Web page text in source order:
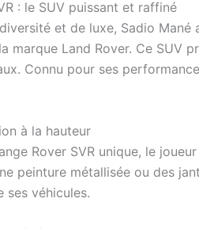
: le SUV puissant et raffiné
et de luxe, Sadio
marque Land Rover. Ce SUV
Connu pour ses
à la hauteur
Rover SVR unique, le
peinture métallisée ou des
ses véhicules.